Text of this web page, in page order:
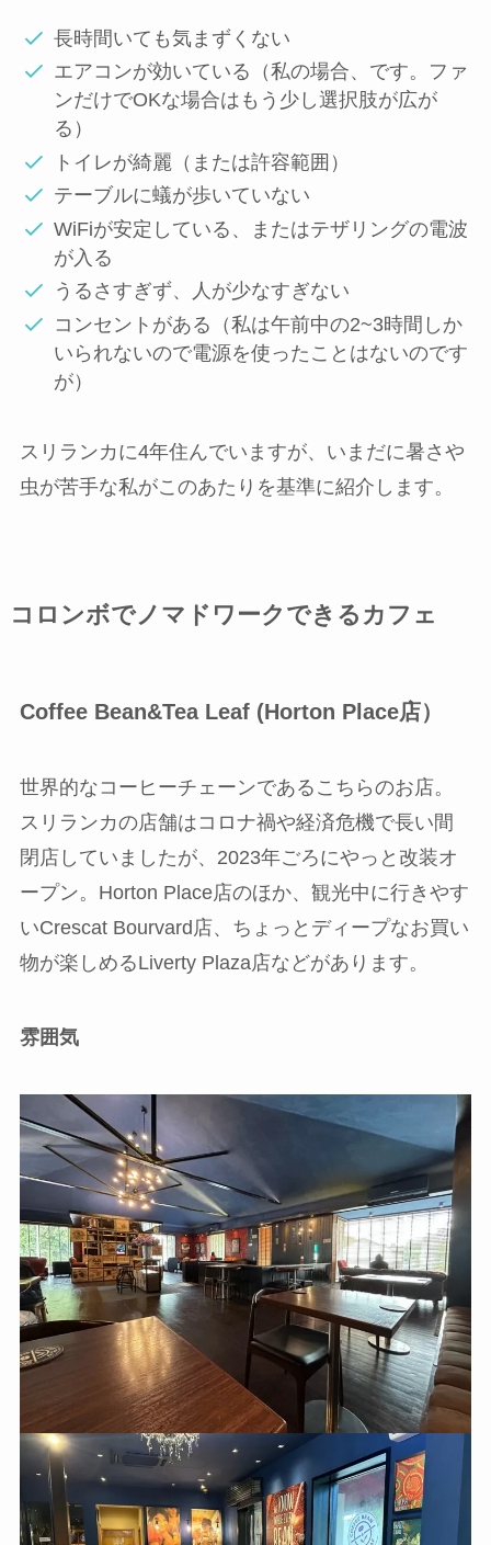
長時間いても気まずくない
エアコンが効いている（私の場合、です。ファ
ンだけでOKな場合はもう少し選択肢が広が
る）
トイレが綺麗（または許容範囲）
テーブルに蟻が歩いていない
WiFiが安定している、またはテザリングの電波
が入る
うるさすぎず、人が少なすぎない
コンセントがある（私は午前中の2~3時間しか
いられないので電源を使ったことはないのです
が）
スリランカに4年住んでいますが、いまだに暑さや
虫が苦手な私がこのあたりを基準に紹介します。
コロンボでノマドワークできるカフェ
Coffee Bean&Tea Leaf (Horton Place店）
世界的なコーヒーチェーンであるこちらのお店。
スリランカの店舗はコロナ禍や経済危機で長い間
閉店していましたが、2023年ごろにやっと改装オ
ープン。Horton Place店のほか、観光中に行きやす
いCrescat Bourvard店、ちょっとディープなお買い
物が楽しめるLiverty Plaza店などがあります。
雰囲気